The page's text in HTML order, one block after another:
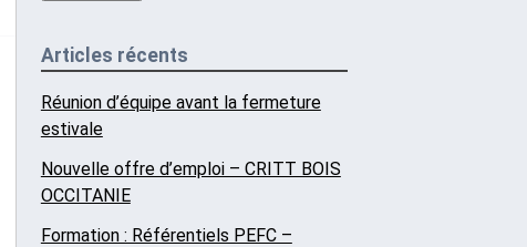
Articles récents
Réunion d’équipe avant la fermeture
estivale
Nouvelle offre d’emploi – CRITT BOIS
OCCITANIE
Formation : Référentiels PEFC –